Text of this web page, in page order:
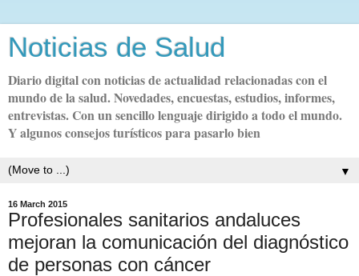
Noticias de Salud
Diario digital con noticias de actualidad relacionadas con el
mundo de la salud. Novedades, encuestas, estudios, informes,
entrevistas. Con un sencillo lenguaje dirigido a todo el mundo.
Y algunos consejos turísticos para pasarlo bien
▼
16 March 2015
Profesionales sanitarios andaluces
mejoran la comunicación del diagnóstico
de personas con cáncer